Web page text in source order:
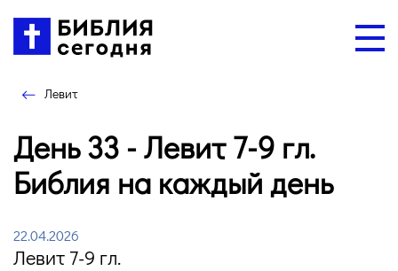
Левит
День 33 - Левит 7-9 гл.
Библия на каждый день
22.04.2026
Левит 7-9 гл.